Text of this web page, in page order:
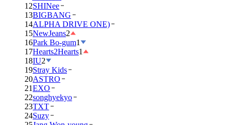
12SHINee
13BIGBANG
14ALPHA DRIVE ONE)
15NewJeans2
16Park Bo-gum1
17Hearts2Hearts1
18IU2
19Stray Kids
20ASTRO
21EXO
22songhyekyo
23TXT
24Suzy